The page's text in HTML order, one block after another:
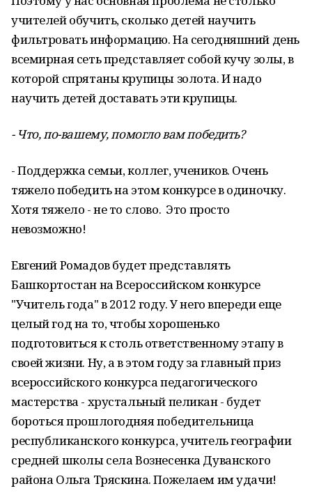
учителей обучить, сколько детей научить
фильтровать информацию. На сегодняшний день
всемирная сеть представляет собой кучу золы, в
которой спрятаны крупицы золота. И надо
научить детей доставать эти крупицы.
- Что, по-вашему, помогло вам победить?
- Поддержка семьи, коллег, учеников. Очень
тяжело победить на этом конкурсе в одиночку.
Хотя тяжело - не то слово. Это просто
невозможно!
Евгений Ромадов будет представлять
Башкортостан на Всероссийском конкурсе
"Учитель года" в 2012 году. У него впереди еще
целый год на то, чтобы хорошенько
подготовиться к столь ответственному этапу в
своей жизни. Ну, а в этом году за главный приз
всероссийского конкурса педагогического
мастерства - хрустальный пеликан - будет
бороться прошлогодняя победительница
республиканского конкурса, учитель географии
средней школы села Вознесенка Дуванского
района Ольга Тряскина. Пожелаем им удачи!